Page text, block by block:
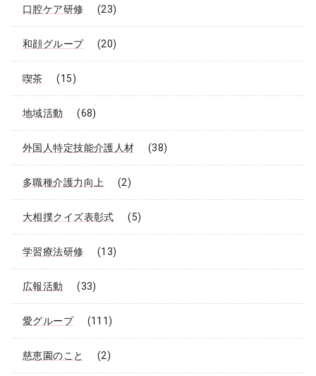
口腔ケア研修 (23)
和顔グループ (20)
喫茶 (15)
地域活動 (68)
外国人特定技能介護人材 (38)
多職種介護力向上 (2)
大相撲クイズ表彰式 (5)
学習療法研修 (13)
広報活動 (33)
愛グループ (111)
慈恵園のこと (2)